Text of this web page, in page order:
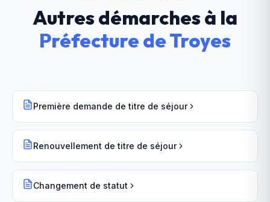
Autres démarches à la
Préfecture deTroyes
Première demande de titre de séjour
Renouvellement de titre de séjour
Changement de statut